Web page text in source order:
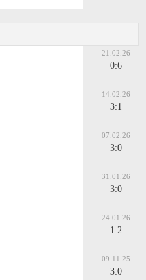
21.02.26
0:6
14.02.26
3:1
07.02.26
3:0
31.01.26
3:0
24.01.26
1:2
09.11.25
3:0